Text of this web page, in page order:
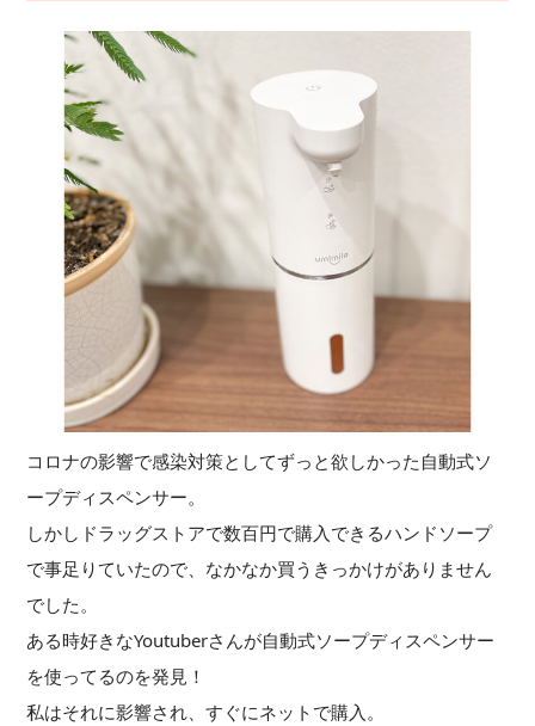
コロナの影響で感染対策としてずっと欲しかった自動式ソ
ープディスペンサー。
しかしドラッグストアで数百円で購入できるハンドソープ
で事足りていたので、なかなか買うきっかけがありません
でした。
ある時好きなYoutuberさんが自動式ソープディスペンサー
を使ってるのを発見！
私はそれに影響され、すぐにネットで購入。